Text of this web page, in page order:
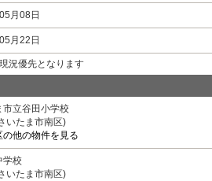
月08日
月22日
況優先となります
市立谷田小学校
いたま市南区)
の他の物件を見る
学校
いたま市南区)